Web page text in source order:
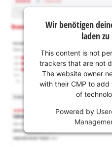
Wir benötigen
laden
This content is not
trackers that are not
The website owner
with their CMP to
of
Powered by